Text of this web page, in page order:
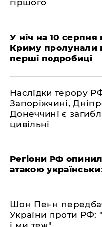
гіршого
У ніч на 10
Криму пролунали
перші подробиці
Наслідки терору
Запоріжчині,
Донеччині є
цивільні
Регіони РФ
атакою
Шон Пенн
України проти РФ: